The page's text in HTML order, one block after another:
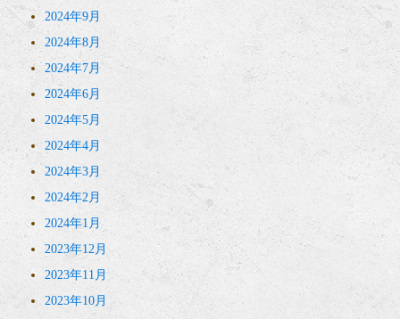
2024年9月
2024年8月
2024年7月
2024年6月
2024年5月
2024年4月
2024年3月
2024年2月
2024年1月
2023年12月
2023年11月
2023年10月